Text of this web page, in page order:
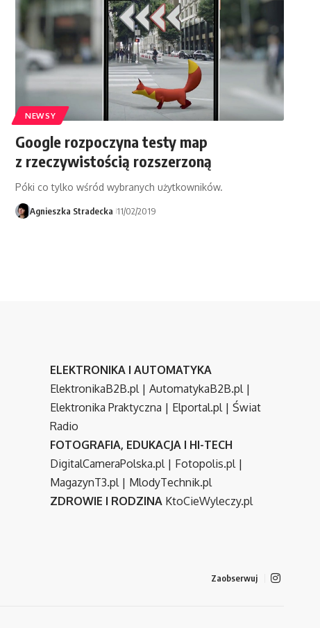
NEWSY
Google rozpoczyna testy map
z rzeczywistością rozszerzoną
Póki co tylko wśród wybranych użytkowników.
Agnieszka Stradecka 11/02/2019
ELEKTRONIKA I AUTOMATYKA
ElektronikaB2B.pl| AutomatykaB2B.pl|
Elektronika Praktyczna | Elportal.pl| Świat
Radio
FOTOGRAFIA, EDUKACJA I HI-TECH
DigitalCameraPolska.pl| Fotopolis.pl|
MagazynT3.pl| MlodyTechnik.pl
ZDROWIE I RODZINA KtoCieWyleczy.pl
Zaobserwuj